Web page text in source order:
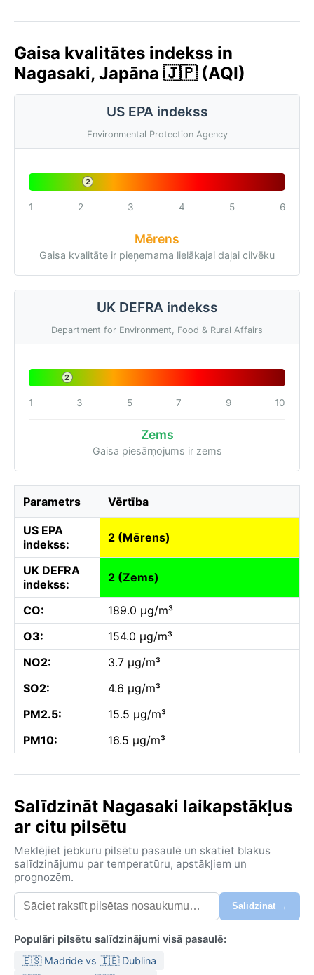
Gaisa kvalitātes indekss in
Nagasaki, Japāna 🇯🇵 (AQI)
US EPA indekss
Environmental Protection Agency
2
1 2 3 4 5 6
Mērens
Gaisa kvalitāte ir pieņemama lielākajai daļai cilvēku
UK DEFRA indekss
Department for Environment, Food & Rural Affairs
2
1 3 5 7 9 10
Zems
Gaisa piesārņojums ir zems
Parametrs Vērtība
US EPA
indekss:
2 (Mērens)
UK DEFRA
indekss:
2 (Zems)
CO:
189.0 µg/m³
O3:
154.0 µg/m³
NO2:
3.7 µg/m³
SO2:
4.6 µg/m³
PM2.5:
15.5 µg/m³
PM10:
16.5 µg/m³
Salīdzināt Nagasaki laikapstākļus
ar citu pilsētu
Meklējiet jebkuru pilsētu pasaulē un skatiet blakus
salīdzinājumu par temperatūru, apstākļiem un
prognozēm.
Salīdzināt →
Populāri pilsētu salīdzinājumi visā pasaulē:
🇪🇸 Madride vs 🇮🇪 Dublina